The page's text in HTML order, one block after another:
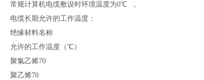
常规计算机电缆敷设时环境温度为0℃ 。
电缆长期允许的工作温度：
绝缘材料名称
允许的工作温度（℃）
聚氯乙烯70
聚乙烯70